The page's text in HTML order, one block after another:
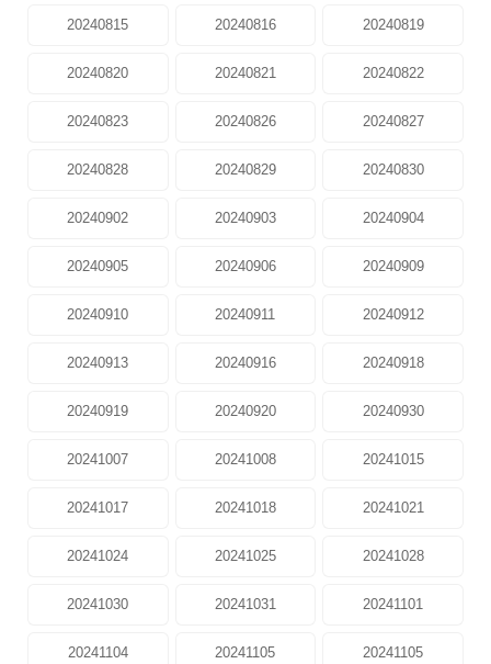
20240815 20240816 20240819
20240820 20240821 20240822
20240823 20240826 20240827
20240828 20240829 20240830
20240902 20240903 20240904
20240905 20240906 20240909
20240910 20240911 20240912
20240913 20240916 20240918
20240919 20240920 20240930
20241007 20241008 20241015
20241017 20241018 20241021
20241024 20241025 20241028
20241030 20241031 20241101
20241104 20241105 20241105